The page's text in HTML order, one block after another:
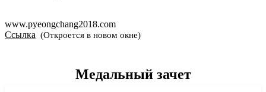
www.pyeongchang2018.com
Ссылка (Откроется в новом окне)
Медальный зачет